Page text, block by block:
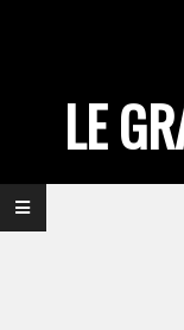
LE
Primary
Navigation